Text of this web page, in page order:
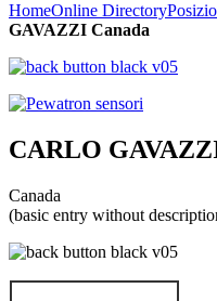
HomeOnline Directory
GAVAZZI Canada
CARLO
Canada
(basic entry without